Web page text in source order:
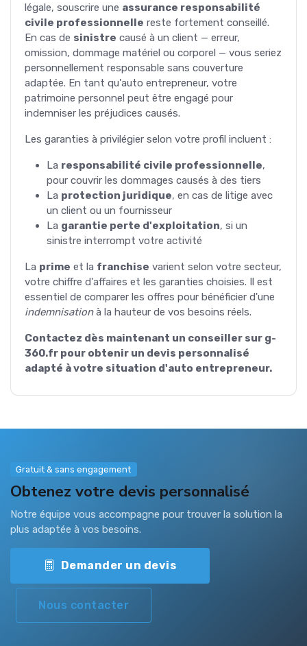
légale, souscrire une assurance responsabilité
civile professionnelle reste fortement conseillé.
En cas de sinistre causé à un client — erreur,
omission, dommage matériel ou corporel — vous seriez
personnellement responsable sans couverture
adaptée. En tant qu'auto entrepreneur, votre
patrimoine personnel peut être engagé pour
indemniser les préjudices causés.
Les garanties à privilégier selon votre profil incluent :
La responsabilité civile professionnelle,
pour couvrir les dommages causés à des tiers
La protection juridique, en cas de litige avec
un client ou un fournisseur
La garantie perte d'exploitation, si un
sinistre interrompt votre activité
La prime et la franchise varient selon votre secteur,
votre chiffre d'affaires et les garanties choisies. Il est
essentiel de comparer les offres pour bénéficier d'une
indemnisationà la hauteur de vos besoins réels.
Contactez dès maintenant un conseiller sur g-
360.fr pour obtenir un devis personnalisé
adapté à votre situation d'auto entrepreneur.
Gratuit & sans engagement
Obtenez votre devis personnalisé
Notre équipe vous accompagne pour trouver la solution la
plus adaptée à vos besoins.
Demander un devis
Nous contacter